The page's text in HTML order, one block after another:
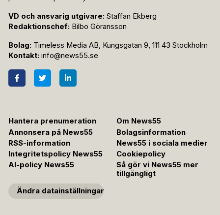
VD och ansvarig utgivare: Staffan Ekberg
Redaktionschef: Bilbo Göransson
Bolag: Timeless Media AB, Kungsgatan 9, 111 43 Stockholm
Kontakt: info@news55.se
Hantera prenumeration
Om News55
Annonsera på News55
Bolagsinformation
RSS-information
News55 i sociala medier
Integritetspolicy News55
Cookiepolicy
AI-policy News55
Så gör vi News55 mer
tillgängligt
Ändra datainställningar